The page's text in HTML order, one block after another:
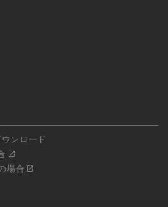
ンロード
場合